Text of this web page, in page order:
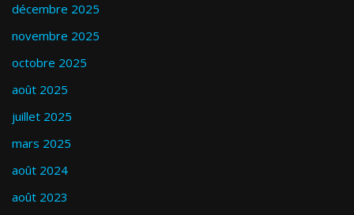
décembre 2025
novembre 2025
octobre 2025
août 2025
juillet 2025
mars 2025
août 2024
août 2023